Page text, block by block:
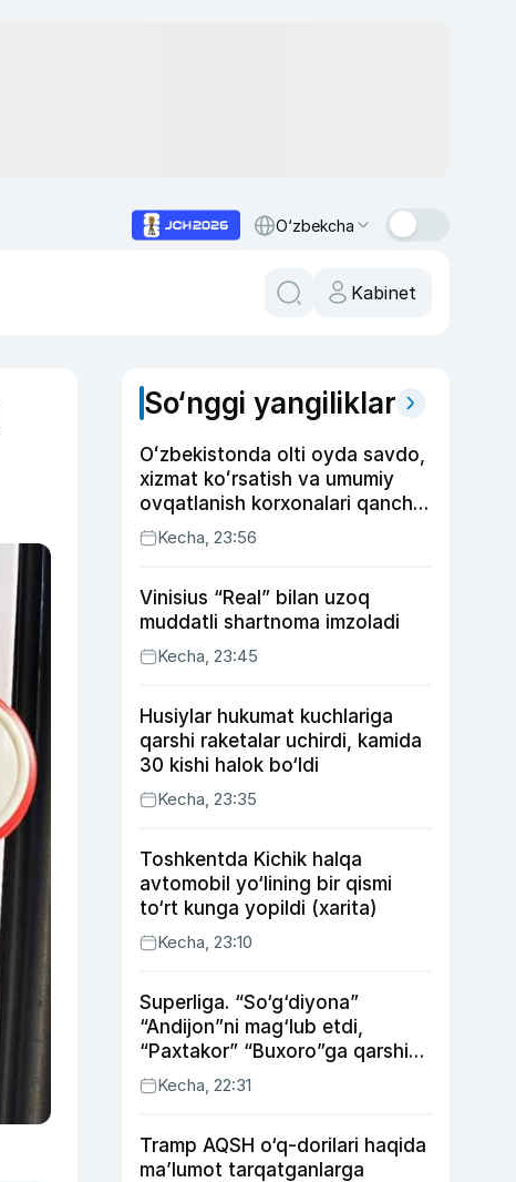
O‘zbekcha
Kabinet
So‘nggi yangiliklar
Oʻzbekistonda olti oyda savdo,
xizmat koʻrsatish va umumiy
ovqatlanish korxonalari qancha
soliq toʻlagani ochiqlandi
Kecha, 23:56
Vinisius “Real” bilan uzoq
muddatli shartnoma imzoladi
Kecha, 23:45
Husiylar hukumat kuchlariga
qarshi raketalar uchirdi, kamida
30 kishi halok bo‘ldi
Kecha, 23:35
Toshkentda Kichik halqa
avtomobil yo‘lining bir qismi
to‘rt kunga yopildi (xarita)
Kecha, 23:10
Superliga. “So‘g‘diyona”
“Andijon”ni mag‘lub etdi,
“Paxtakor” “Buxoro”ga qarshi
bahsda g‘alabani qo‘ldan
chiqardi
Kecha, 22:31
Tramp AQSH o‘q-dorilari haqida
ma’lumot tarqatganlarga